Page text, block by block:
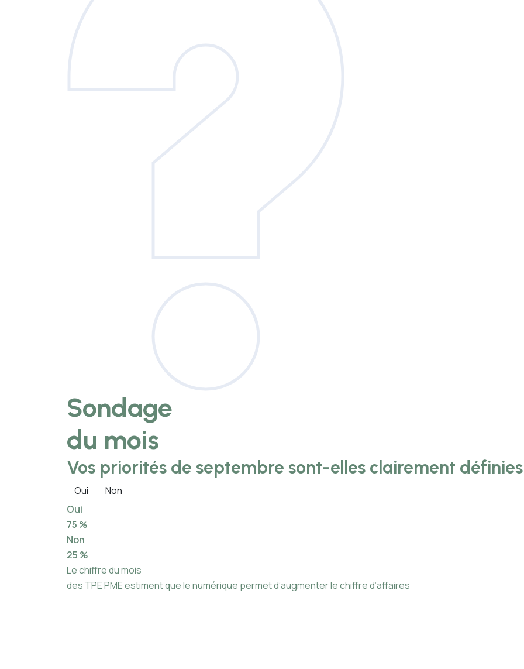
Sondage
du mois
Vos priorités de septembre sont-elles clairement
Oui
Non
Oui
75 %
Non
25 %
Le chiffre du mois
des TPE PME estiment que le numérique permet d’augmenter le chiffre d’affaires